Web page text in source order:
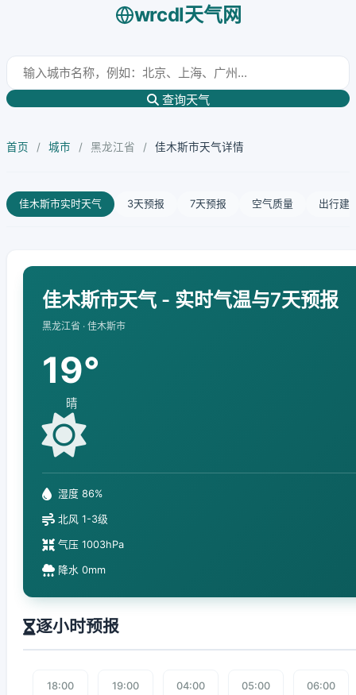
wrcdl天气网
查询天气
首页 / 城市 / 黑龙江省 / 佳木斯市天气详情
佳木斯市实时天气 3天预报 7天预报 空气质量 出行建
佳木斯市天气 - 实时气温与7天预报
黑龙江省 · 佳木斯市
19°
晴
湿度 86%
北风 1-3级
气压 1003hPa
降水 0mm
逐小时预报
18:00 19:00 04:00 05:00 06:00